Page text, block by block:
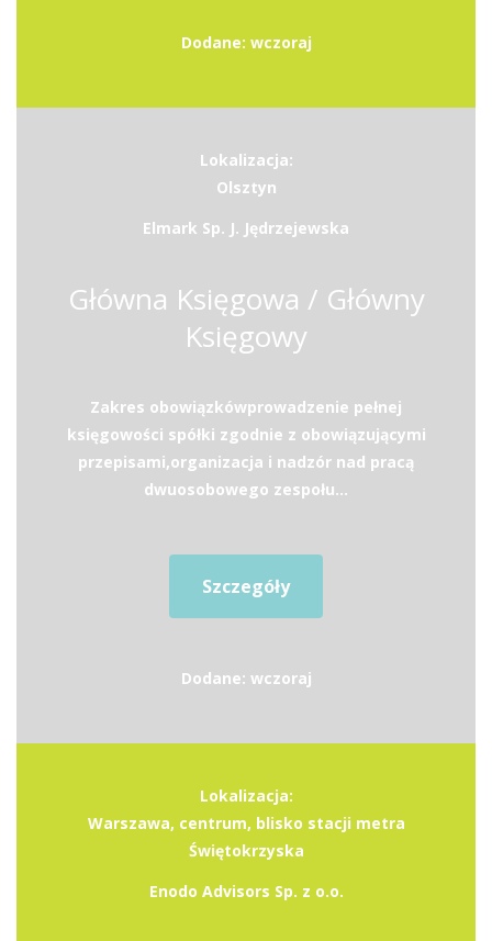
Dodane: wczoraj
Lokalizacja:
Olsztyn
Elmark Sp. J. Jędrzejewska
Główna Księgowa / Główny
Księgowy
Zakres obowiązkówprowadzenie pełnej
księgowości spółki zgodnie z obowiązującymi
przepisami,organizacja i nadzór nad pracą
dwuosobowego zespołu...
Szczegóły
Dodane: wczoraj
Lokalizacja:
Warszawa, centrum, blisko stacji metra
Świętokrzyska
Enodo Advisors Sp. z o.o.